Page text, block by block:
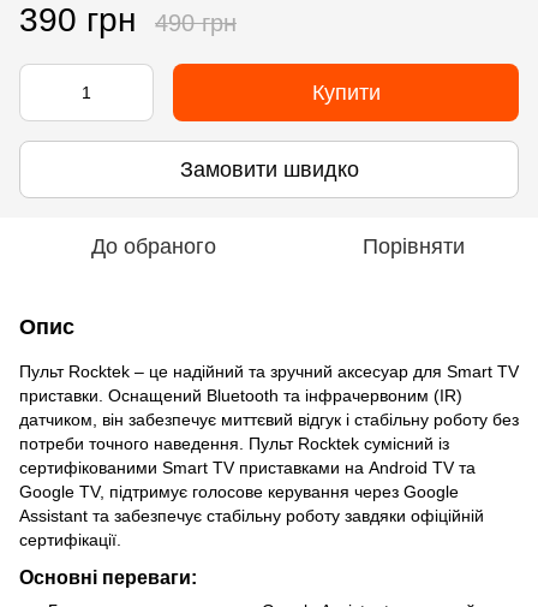
390 грн 490 грн
Купити
Замовити швидко
До обраного Порівняти
Опис
Пульт Rocktek – це надійний та зручний аксесуар для Smart TV
приставки. Оснащений Bluetooth та інфрачервоним (IR)
датчиком, він забезпечує миттєвий відгук і стабільну роботу без
потреби точного наведення. Пульт Rocktek сумісний із
сертифікованими Smart TV приставками на Android TV та
Google TV, підтримує голосове керування через Google
Assistant та забезпечує стабільну роботу завдяки офіційній
сертифікації.
Основні переваги: